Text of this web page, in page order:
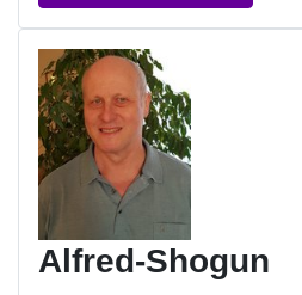
Alfred-Shogun